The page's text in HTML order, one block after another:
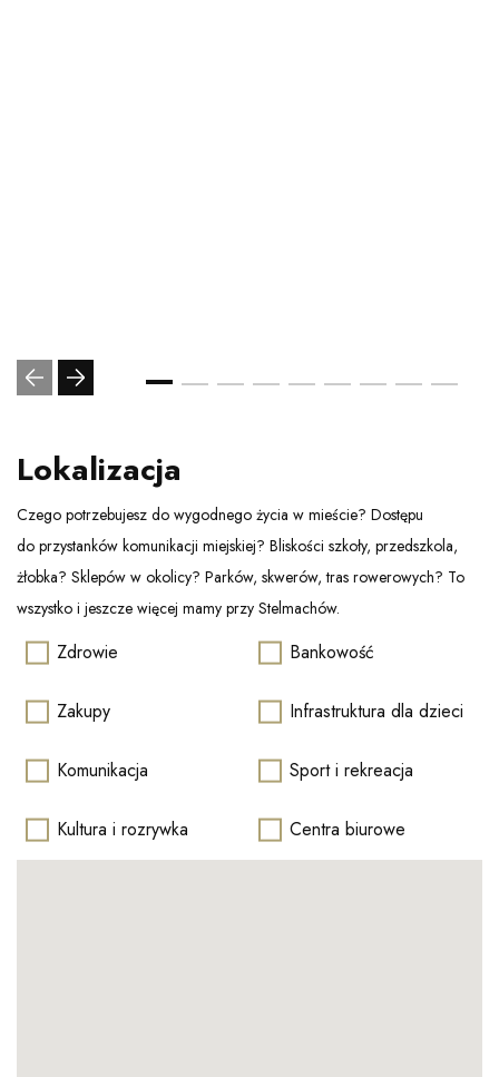
Lokalizacja
Czego potrzebujesz do wygodnego życia w mieście? Dostępu
do przystanków komunikacji miejskiej? Bliskości szkoły, przedszkola,
żłobka? Sklepów w okolicy? Parków, skwerów, tras rowerowych? To
wszystko i jeszcze więcej mamy przy Stelmachów.
Zdrowie Bankowość
Zakupy Infrastruktura dla dzieci
Komunikacja Sport i rekreacja
Kultura i rozrywka Centra biurowe